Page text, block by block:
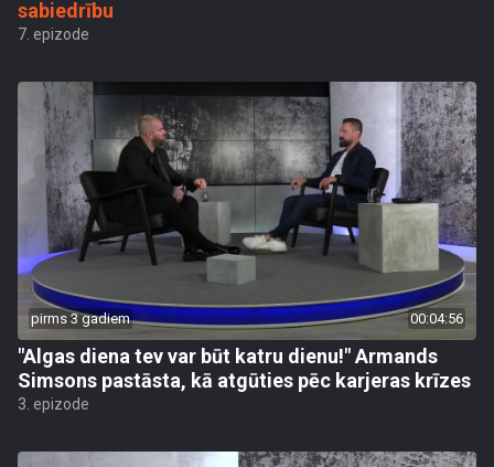
sabiedrību
7. epizode
pirms 3 gadiem 00:04:56
"Algas diena tev var būt katru dienu!" Armands
Simsons pastāsta, kā atgūties pēc karjeras krīzes
3. epizode